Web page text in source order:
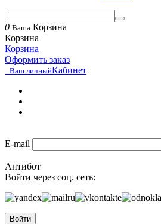
0 Ваша Корзина
Корзина
Корзина
Оформить заказ
Ваш личныйКабинет
E-mail
Антибот
Войти через соц. сеть:
Войти